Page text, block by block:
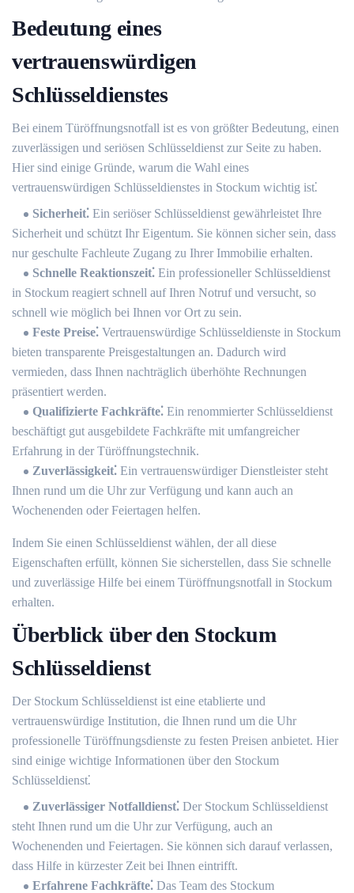
Bedeutung eines
vertrauenswürdigen
Schlüsseldienstes
Bei einem Türöffnungsnotfall ist es von größter Bedeutung, einen
zuverlässigen und seriösen Schlüsseldienst zur Seite zu haben.​
Hier sind einige Gründe, warum die Wahl eines
vertrauenswürdigen Schlüsseldienstes in Stockum wichtig ist⁚
Sicherheit⁚ Ein seriöser Schlüsseldienst gewährleistet Ihre
Sicherheit und schützt Ihr Eigentum.​ Sie können sicher sein, dass
nur geschulte Fachleute Zugang zu Ihrer Immobilie erhalten.​
Schnelle Reaktionszeit⁚ Ein professioneller Schlüsseldienst
in Stockum reagiert schnell auf Ihren Notruf und versucht, so
schnell wie möglich bei Ihnen vor Ort zu sein.​
Feste Preise⁚ Vertrauenswürdige Schlüsseldienste in Stockum
bieten transparente Preisgestaltungen an.​ Dadurch wird
vermieden, dass Ihnen nachträglich überhöhte Rechnungen
präsentiert werden.
Qualifizierte Fachkräfte⁚ Ein renommierter Schlüsseldienst
beschäftigt gut ausgebildete Fachkräfte mit umfangreicher
Erfahrung in der Türöffnungstechnik.​
Zuverlässigkeit⁚ Ein vertrauenswürdiger Dienstleister steht
Ihnen rund um die Uhr zur Verfügung und kann auch an
Wochenenden oder Feiertagen helfen.
Indem Sie einen Schlüsseldienst wählen, der all diese
Eigenschaften erfüllt, können Sie sicherstellen, dass Sie schnelle
und zuverlässige Hilfe bei einem Türöffnungsnotfall in Stockum
erhalten.​
Überblick über den Stockum
Schlüsseldienst
Der Stockum Schlüsseldienst ist eine etablierte und
vertrauenswürdige Institution, die Ihnen rund um die Uhr
professionelle Türöffnungsdienste zu festen Preisen anbietet. Hier
sind einige wichtige Informationen über den Stockum
Schlüsseldienst⁚
Zuverlässiger Notfalldienst⁚ Der Stockum Schlüsseldienst
steht Ihnen rund um die Uhr zur Verfügung, auch an
Wochenenden und Feiertagen. Sie können sich darauf verlassen,
dass Hilfe in kürzester Zeit bei Ihnen eintrifft.​
Erfahrene Fachkräfte⁚ Das Team des Stockum